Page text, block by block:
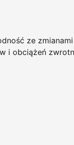
ze
i obciążeń